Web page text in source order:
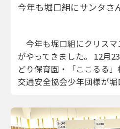
今年も堀口組にサンタさ
今年も堀口組にクリス
がやってきました。 12月
どり保育園・「ここるる
交通安全協会少年団様が